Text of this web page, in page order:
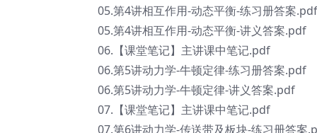
05.第4讲相互作用-动态平衡-练习册答案.pdf
05.第4讲相互作用-动态平衡-讲义答案.pdf
06.【课堂笔记】主讲课中笔记.pdf
06.第5讲动力学-牛顿定律-练习册答案.pdf
06.第5讲动力学-牛顿定律-讲义答案.pdf
07.【课堂笔记】主讲课中笔记.pdf
07.第6讲动力学-传送带及板块-练习册答案